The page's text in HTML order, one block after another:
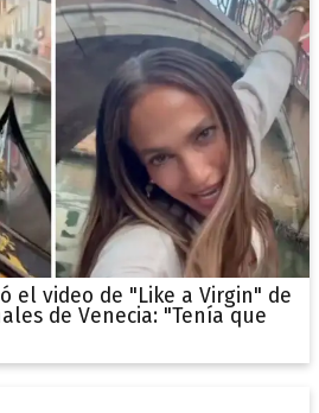
el video de "Like a Virgin" de
de Venecia: "Tenía que